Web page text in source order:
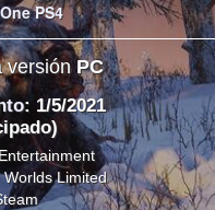
PS4
versión PC
: 1/5/2021
Limited